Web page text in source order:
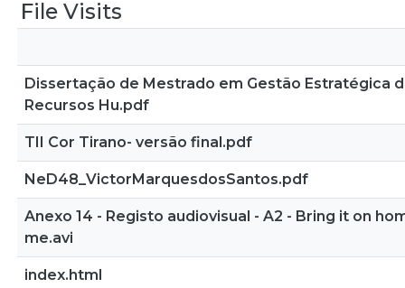
File Visits
Dissertação de Mestrado em Gestão Estratégica
Recursos Hu.pdf
TII Cor Tirano- versão final.pdf
NeD48_VictorMarquesdosSantos.pdf
Anexo 14 - Registo audiovisual - A2 - Bring it on
me.avi
index.html